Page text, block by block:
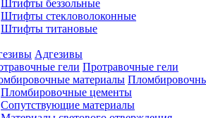
Штифты беззольные
Штифты стекловолоконные
Штифты титановые
Адгезивы
Протравочные гели
Пломбировочные цементы
Сопутствующие материалы